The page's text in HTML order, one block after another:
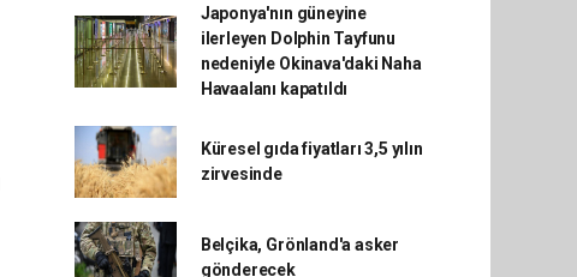
Japonya'nın güneyine
ilerleyen Dolphin Tayfunu
nedeniyle Okinava'daki Naha
Havaalanı kapatıldı
Küresel gıda fiyatları 3,5 yılın
zirvesinde
Belçika, Grönland'a asker
gönderecek